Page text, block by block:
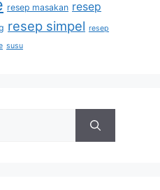
resep masakan resep
resep simpel resep
susu